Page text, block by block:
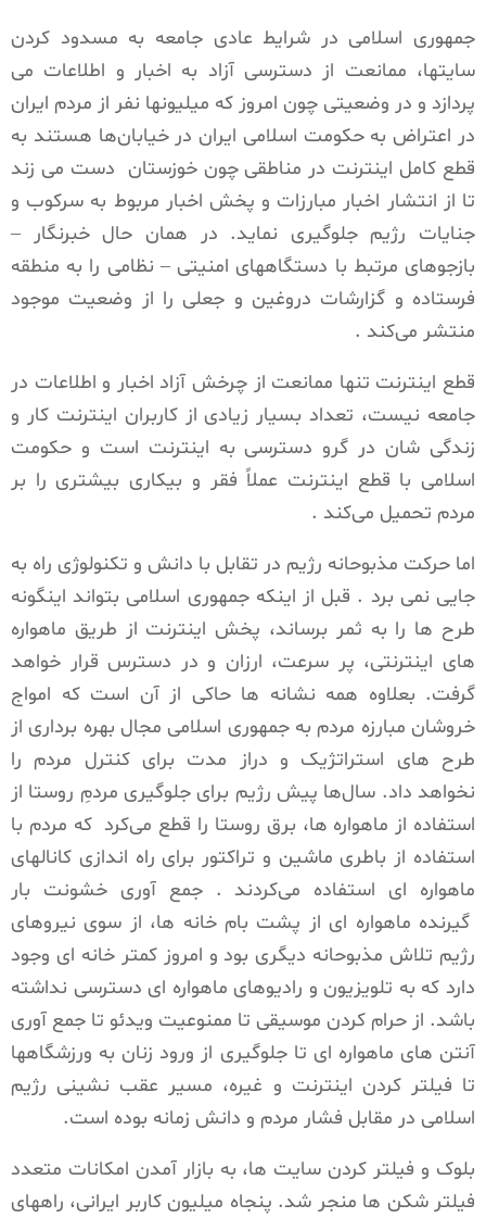
جمهوری اسلامی در شرایط عادی جامعه به مسدود کردن
سایتها، ممانعت از دسترسی آزاد به اخبار و اطلاعات می
پردازد و در وضعیتی چون امروز که میلیونها نفر از مردم ایران
در اعتراض به حکومت اسلامی ایران در خیابان‌ها هستند به
قطع کامل اینترنت در مناطقی چون خوزستان دست می زند
تا از انتشار اخبار مبارزات و پخش اخبار مربوط به سرکوب و
جنایات رژیم جلوگیری نماید. در همان حال خبرنگار –
بازجوهای مرتبط با دستگاههای امنیتی – نظامی را به منطقه
فرستاده و گزارشات دروغین و جعلی را از وضعیت موجود
منتشر می‌کند .
قطع اینترنت تنها ممانعت از چرخش آزاد اخبار و اطلاعات در
جامعه نیست، تعداد بسیار زیادی از کاربران اینترنت کار و
زندگی شان در گرو دسترسی به اینترنت است و حکومت
اسلامی با قطع اینترنت عملاً فقر و بیکاری بیشتری را بر
مردم تحمیل می‌کند .
اما حرکت مذبوحانه رژیم در تقابل با دانش و تکنولوژی راه به
جایی نمی برد . قبل از اینکه جمهوری اسلامی بتواند اینگونه
طرح ها را به ثمر برساند، پخش اینترنت از طریق ماهواره
های اینترنتی، پر سرعت، ارزان و در دسترس قرار خواهد
گرفت. بعلاوه همه نشانه ها حاکی از آن است که امواج
خروشان مبارزه مردم به جمهوری اسلامی مجال بهره برداری از
طرح های استراتژیک و دراز مدت برای کنترل مردم را
نخواهد داد. سال‌ها پیش رژیم برای جلوگیری مردمِ روستا از
استفاده از ماهواره ها، برق روستا را قطع می‌کرد که مردم با
استفاده از باطری ماشین و تراکتور برای راه اندازی کانالهای
ماهواره ای استفاده می‌کردند . جمع آوری خشونت بار
گیرنده ماهواره ای از پشت بام خانه ها، از سوی نیروهای
رژیم تلاش مذبوحانه دیگری بود و امروز کمتر خانه ای وجود
دارد که به تلویزیون و رادیوهای ماهواره ای دسترسی نداشته
باشد. از حرام کردن موسیقی تا ممنوعیت ویدئو تا جمع آوری
آنتن های ماهواره ای تا جلوگیری از ورود زنان به ورزشگاهها
تا فیلتر کردن اینترنت و غیره، مسیر عقب نشینی رژیم
اسلامی در مقابل فشار مردم و دانش زمانه بوده است.
بلوک و فیلتر کردن سایت ها، به بازار آمدن امکانات متعدد
فیلتر شکن ها منجر شد. پنجاه میلیون کاربر ایرانی، راههای